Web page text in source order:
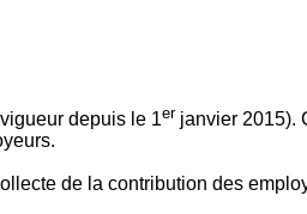
depuis le 1er janvier 2015).
de la contribution des